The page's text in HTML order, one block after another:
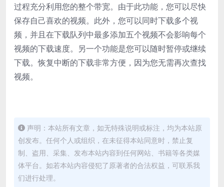
过程充分利用您的整个带宽。由于此功能，您可以尽快
保存自己喜欢的视频。此外，您可以同时下载多个视
频，并且在下载队列中最多添加五个视频不会影响每个
视频的下载速度。另一个功能是您可以随时暂停或继续
下载。恢复中断的下载非常方便，因为您无需再次查找
视频。
声明：本站所有文章，如无特殊说明或标注，均为本站原
创发布。任何个人或组织，在未征得本站同意时，禁止复
制、盗用、采集、发布本站内容到任何网站、书籍等各类媒
体平台。如若本站内容侵犯了原著者的合法权益，可联系我
们进行处理。